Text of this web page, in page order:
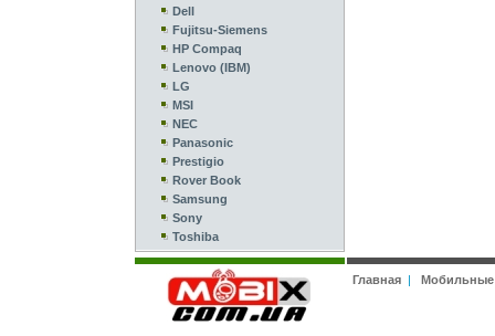
Dell
Fujitsu-Siemens
HP Compaq
Lenovo (IBM)
LG
MSI
NEC
Panasonic
Prestigio
Rover Book
Samsung
Sony
Toshiba
Главная|